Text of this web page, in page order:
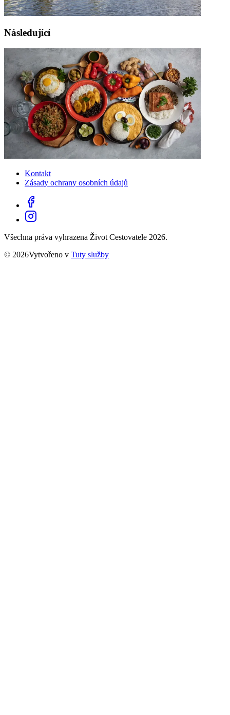
Následující
Kontakt
Zásady ochrany osobních údajů
Všechna práva vyhrazena Život Cestovatele 2026.
© 2026Vytvořeno v Tuty služby